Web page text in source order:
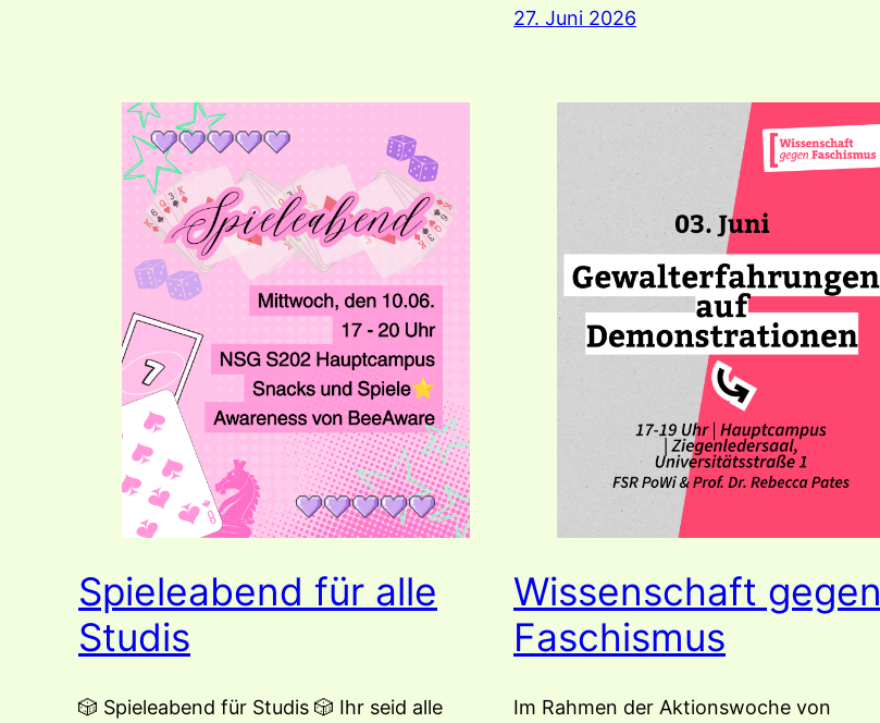
27. Juni 2026
Spieleabend für alle
Studis
🎲 Spieleabend für Studis 🎲 Ihr seid alle
Wissenschaft gegen
Faschismus
Im Rahmen der Aktionswoche von